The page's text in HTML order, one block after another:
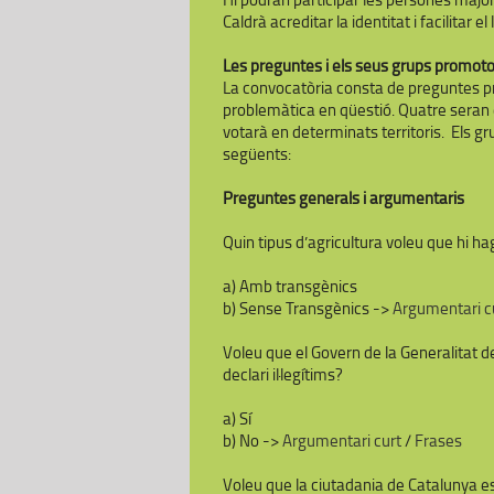
Caldrà acreditar la identitat i facilitar el
Les preguntes i els seus grups
La convocatòria consta de preguntes
problemàtica en qüestió. Quatre
votarà en determinats territoris. Els
següents:
Preguntes generals i argumentaris
Quin tipus d’agricultura voleu que hi
a) Amb transgènics
b) Sense Transgènics ->Argumentari
Voleu que el Govern de la Generalitat
declari il·legítims?
a) Sí
b) No ->Argumentari curt/Frases
Voleu que la ciutadania de Catalunya